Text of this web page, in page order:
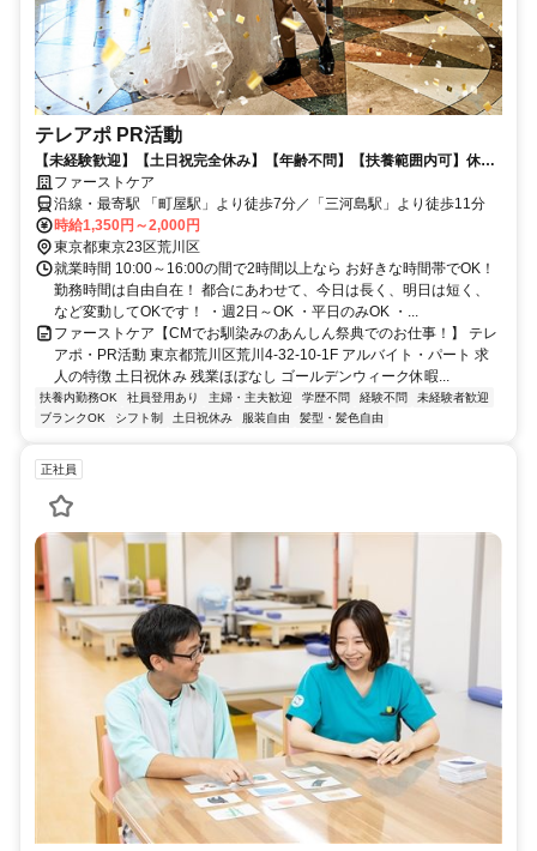
テレアポ PR活動
【未経験歓迎】【土日祝完全休み】【年齢不問】【扶養範囲内可】休み
希望100％OK！シフト制ではないので当日休みも問題ありません◎ご自
身の都合で決められる柔軟シフトが魅力◎30代／40代／50代／60代な
ど幅広く活躍中！
ファーストケア
沿線・最寄駅 「町屋駅」より徒歩7分／「三河島駅」より徒歩11分
時給1,350円～2,000円
東京都東京23区荒川区
就業時間 10:00～16:00の間で2時間以上なら お好きな時間帯でOK！
勤務時間は自由自在！ 都合にあわせて、今日は長く、明日は短く、
など変動してOKです！ ・週2日～OK ・平日のみOK ・...
ファーストケア【CMでお馴染みのあんしん祭典でのお仕事！】 テレ
アポ・PR活動 東京都荒川区荒川4-32-10-1F アルバイト・パート 求
人の特徴 土日祝休み 残業ほぼなし ゴールデンウィーク休暇...
扶養内勤務OK 社員登用あり 主婦・主夫歓迎 学歴不問 経験不問
未経験者歓迎
ブランクOK
シフト制 土日祝休み 服装自由 髪型・髪色自由
正社員